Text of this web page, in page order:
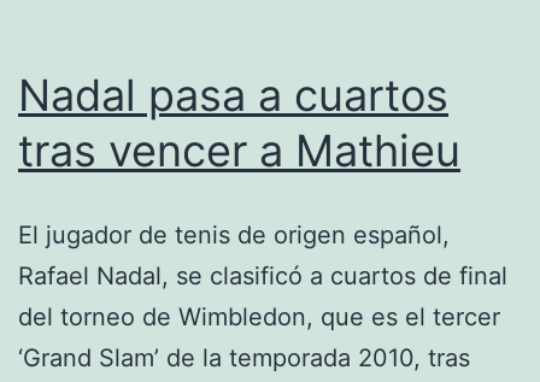
tercer
Slam’
la
temporada
Nadal pasa a cuartos
tras vencer a Mathieu
El jugador de tenis de origen español,
Rafael Nadal, se clasificó a cuartos de final
del torneo de Wimbledon, que es el tercer
‘Grand Slam’ de la temporada 2010, tras